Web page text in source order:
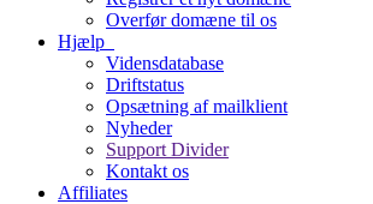
Overfør domæne til os
Hjælp
Vidensdatabase
Driftstatus
Opsætning af mailklient
Nyheder
Support Divider
Kontakt os
Affiliates